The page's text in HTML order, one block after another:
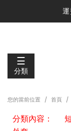
運費150
☰
分類
您的當前位置 首頁
分類內容：